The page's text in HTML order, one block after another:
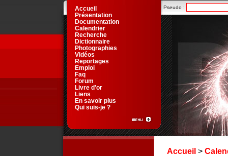
Accueil >
Pseudo :
Accueil
Présentation
Documentation
Calendrier
Recherche
Dictionnaire
Photographies
Vidéos
Reportages
Emploi
Faq
Forum
Livre d'or
Liens
En savoir plus
Qui suis-je ?